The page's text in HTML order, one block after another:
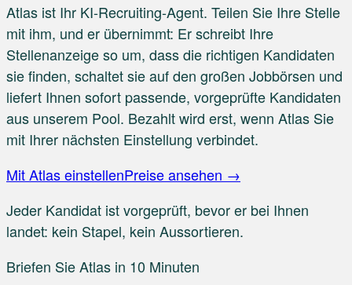
Atlas ist Ihr KI-Recruiting-Agent. Teilen Sie Ihre Stelle
mit ihm, und er übernimmt: Er schreibt Ihre
Stellenanzeige so um, dass die richtigen Kandidaten
sie finden, schaltet sie auf den großen Jobbörsen und
liefert Ihnen sofort passende, vorgeprüfte Kandidaten
aus unserem Pool. Bezahlt wird erst, wenn Atlas Sie
mit Ihrer nächsten Einstellung verbindet.
Mit Atlas einstellenPreise ansehen →
Jeder Kandidat ist vorgeprüft, bevor er bei Ihnen
landet: kein Stapel, kein Aussortieren.
Briefen Sie Atlas in 10 Minuten